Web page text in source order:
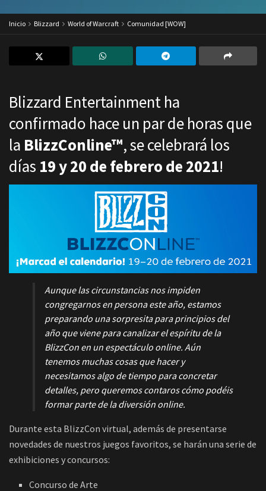
Inicio Blizzard World of Warcraft Comunidad [WOW]
Blizzard Entertainment ha
confirmado hace un par de horas que
la BlizzConline™, se celebrará los
días 19 y 20 de febrero de 2021!
Aunque las circunstancias nos impiden
congregarnos en persona este año, estamos
preparando una sorpresita para principios del
año que viene para canalizar el espíritu de la
BlizzCon en un espectáculo online. Aún
tenemos muchas cosas que hacer y
necesitamos algo de tiempo para concretar
detalles, pero queremos contaros cómo podéis
formar parte de la diversión online.
Durante esta BlizzCon virtual, además de presentarse
novedades de nuestros juegos favoritos, se harán una serie de
exhibiciones y concursos:
Concurso de Arte